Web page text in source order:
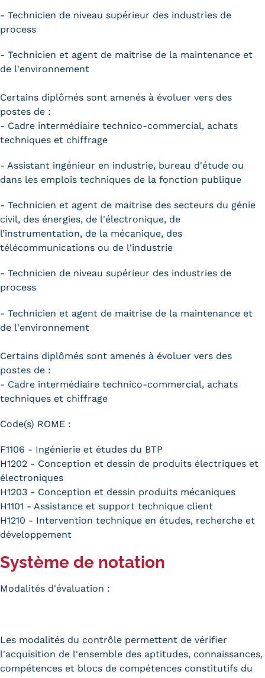
- Technicien de niveau supérieur des industries de
process
- Technicien et agent de maitrise de la maintenance et
de l'environnement
Certains diplômés sont amenés à évoluer vers des
postes de :
- Cadre intermédiaire technico-commercial, achats
techniques et chiffrage
- Assistant ingénieur en industrie, bureau d'étude ou
dans les emplois techniques de la fonction publique
- Technicien et agent de maitrise des secteurs du génie
civil, des énergies, de l'électronique, de
l’instrumentation, de la mécanique, des
télécommunications ou de l'industrie
- Technicien de niveau supérieur des industries de
process
- Technicien et agent de maitrise de la maintenance et
de l'environnement
Certains diplômés sont amenés à évoluer vers des
postes de :
- Cadre intermédiaire technico-commercial, achats
techniques et chiffrage
Code(s) ROME :
F1106 - Ingénierie et études du BTP
H1202 - Conception et dessin de produits électriques et
électroniques
H1203 - Conception et dessin produits mécaniques
H1101 - Assistance et support technique client
H1210 - Intervention technique en études, recherche et
développement
Système de notation
Modalités d'évaluation :
Les modalités du contrôle permettent de vérifier
l'acquisition de l'ensemble des aptitudes, connaissances,
compétences et blocs de compétences constitutifs du